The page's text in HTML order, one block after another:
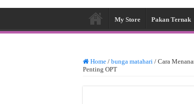
My Store Pakan Ternak
Home / bunga matahari / Cara
Penting OPT